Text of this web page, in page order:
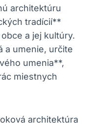
architektúru
tradícií**⁣
a jej kultúry.⁤
⁤a umenie, určite
umenia**,
miestnych
architektúra